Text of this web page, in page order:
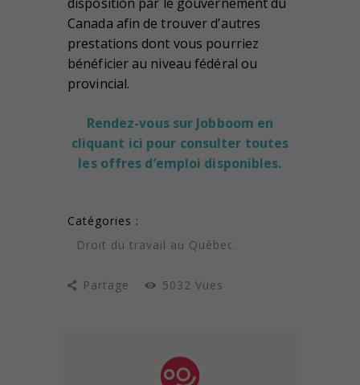
disposition par le gouvernement du
Canada afin de trouver d’autres
prestations dont vous pourriez
bénéficier au niveau fédéral ou
provincial.
Rendez-vous sur Jobboom en
cliquant ici pour consulter toutes
les offres d’emploi disponibles.
Catégories :
Droit du travail au Québec
Partage 5032 Vues